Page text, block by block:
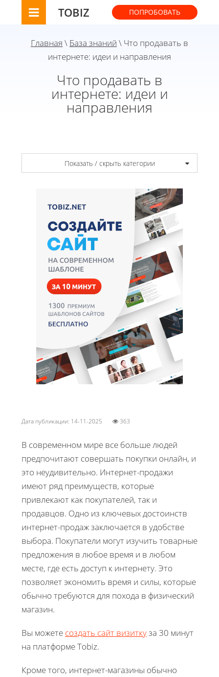
TOBIZ ПОПРОБОВАТЬ
Главная \ База знаний \ Что продавать в
интернете: идеи и направления
Что продавать в
интернете: идеи и
направления
Показать / скрыть категории
Дата публикации: 14-11-2025 363
В современном мире все больше людей
предпочитают совершать покупки онлайн, и
это неудивительно. Интернет-продажи
имеют ряд преимуществ, которые
привлекают как покупателей, так и
продавцов. Одно из ключевых достоинств
интернет-продаж заключается в удобстве
выбора. Покупатели могут изучить товарные
предложения в любое время и в любом
месте, где есть доступ к интернету. Это
позволяет экономить время и силы, которые
обычно требуются для похода в физический
магазин.
Вы можете создать сайт визиткуза 30 минут
на платформе Tobiz.
Кроме того, интернет-магазины обычно